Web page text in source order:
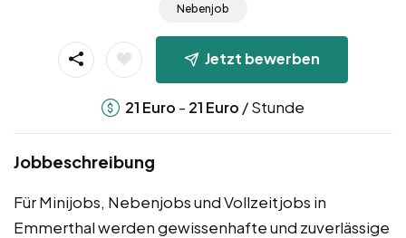
Nebenjob
Jetzt bewerben
21 Euro - 21 Euro / Stunde
Jobbeschreibung
Für Minijobs, Nebenjobs und Vollzeitjobs in
Emmerthal werden gewissenhafte und zuverlässige